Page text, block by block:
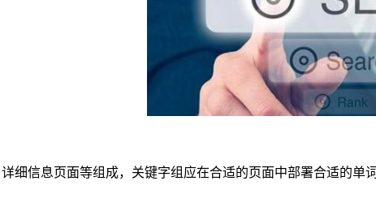
信息页面等组成，关键字组应在合适的页面中部署合适的单